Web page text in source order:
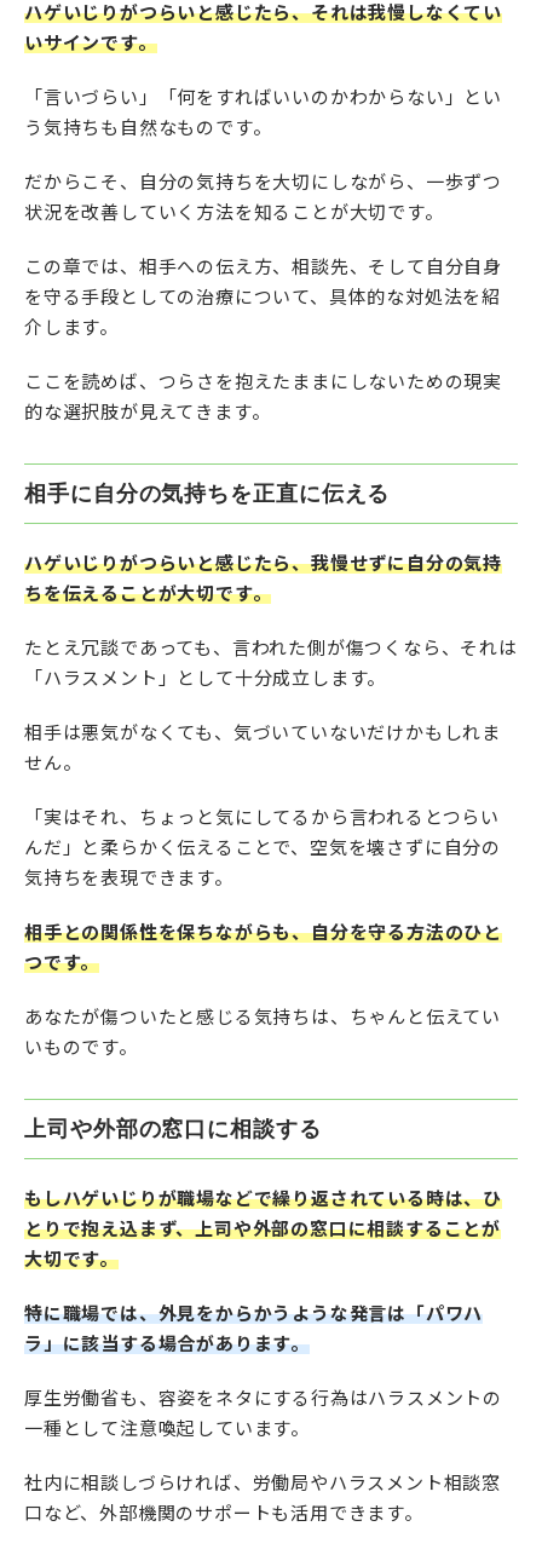
ハゲいじりがつらいと感じたら、それは我慢しなくてい
いサインです。
「言いづらい」「何をすればいいのかわからない」とい
う気持ちも自然なものです。
だからこそ、自分の気持ちを大切にしながら、一歩ずつ
状況を改善していく方法を知ることが大切です。
この章では、相手への伝え方、相談先、そして自分自身
を守る手段としての治療について、具体的な対処法を紹
介します。
ここを読めば、つらさを抱えたままにしないための現実
的な選択肢が見えてきます。
相手に自分の気持ちを正直に伝える
ハゲいじりがつらいと感じたら、我慢せずに自分の気持
ちを伝えることが大切です。
たとえ冗談であっても、言われた側が傷つくなら、それは
「ハラスメント」として十分成立します。
相手は悪気がなくても、気づいていないだけかもしれま
せん。
「実はそれ、ちょっと気にしてるから言われるとつらい
んだ」と柔らかく伝えることで、空気を壊さずに自分の
気持ちを表現できます。
相手との関係性を保ちながらも、自分を守る方法のひと
つです。
あなたが傷ついたと感じる気持ちは、ちゃんと伝えてい
いものです。
上司や外部の窓口に相談する
もしハゲいじりが職場などで繰り返されている時は、ひ
とりで抱え込まず、上司や外部の窓口に相談することが
大切です。
特に職場では、外見をからかうような発言は「パワハ
ラ」に該当する場合があります。
厚生労働省も、容姿をネタにする行為はハラスメントの
一種として注意喚起しています。
社内に相談しづらければ、労働局やハラスメント相談窓
口など、外部機関のサポートも活用できます。